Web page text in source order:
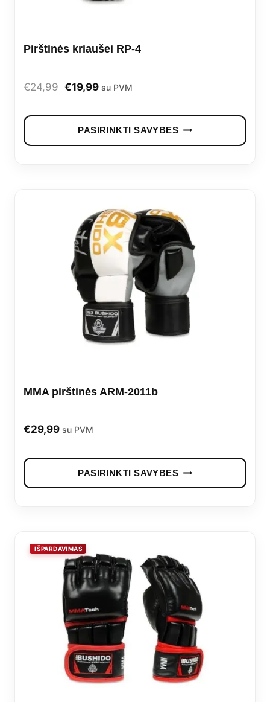
Pirštinės kriaušei RP-4
€24,99 Original
was:
€24,99.
€19,99Current
is:
€19,99.
su PVM
PASIRINKTI SAVYBES
This
MMA pirštinės ARM-2011b
€29,99 su PVM
PASIRINKTI SAVYBES
This